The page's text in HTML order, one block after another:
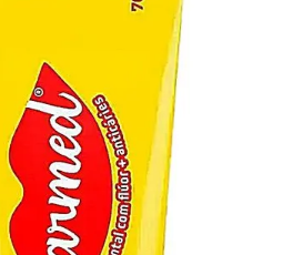
Aparelho Pressão
Littmann
7º Absorvente Geriatrico
8º Gaze Esteril
º Cadeira Banho
10º Gaze